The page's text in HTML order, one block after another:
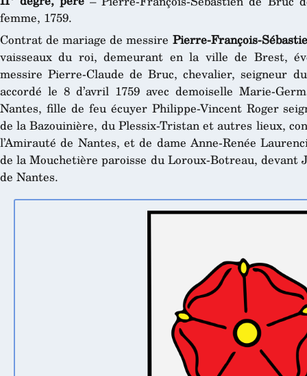
femme, 1759.
Contrat de mariage de messire Pierre-François-
vaisseaux du roi, demeurant en la ville de Brest,
messire Pierre-Claude de Bruc, chevalier, seigneur
accordé le 8 d’avril 1759 avec demoiselle Marie-
Nantes, fille de feu écuyer Philippe-Vincent Roger
de la Bazouinière, du Plessix-Tristan et autres lieux,
l’Amirauté de Nantes, et de dame Anne-Renée
de la Mouchetière paroisse du Loroux-Botreau,
de Nantes.